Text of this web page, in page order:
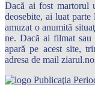
Dacă ai fost martorul
deosebite, ai luat
amuzat o anumită
ne. Dacă ai filmat sau
apară pe acest site,
adresa de mail